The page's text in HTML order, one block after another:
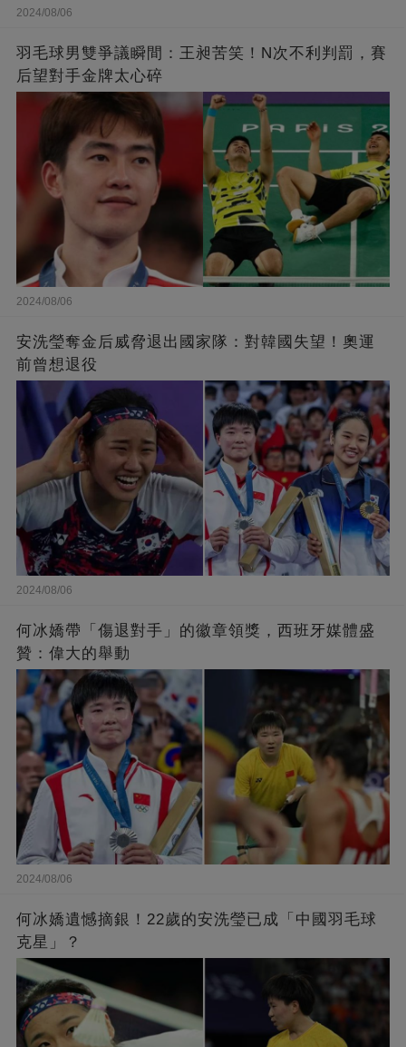
2024/08/06
羽毛球男雙爭議瞬間：王昶苦笑！N次不利判罰，賽
后望對手金牌太心碎
2024/08/06
安洗瑩奪金后威脅退出國家隊：對韓國失望！奧運
前曾想退役
2024/08/06
何冰嬌帶「傷退對手」的徽章領獎，西班牙媒體盛
贊：偉大的舉動
2024/08/06
何冰嬌遺憾摘銀！22歲的安洗瑩已成「中國羽毛球
克星」？